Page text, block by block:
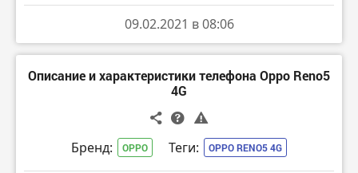
09.02.2021 в 08:06
Описание и характеристики телефона Oppo Reno5
4G
Бренд: OPPO Теги: OPPO RENO5 4G